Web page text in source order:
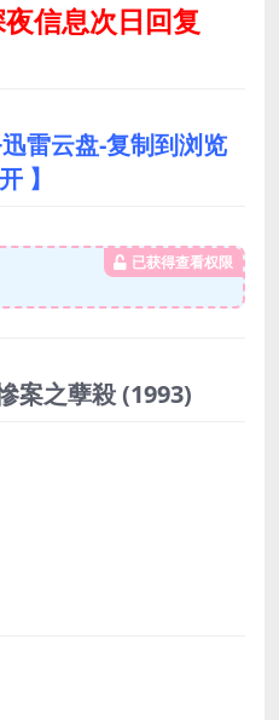
夜信息次日回复
雷云盘-复制到浏览
】
已获得查看权限
案之孽殺(1993)